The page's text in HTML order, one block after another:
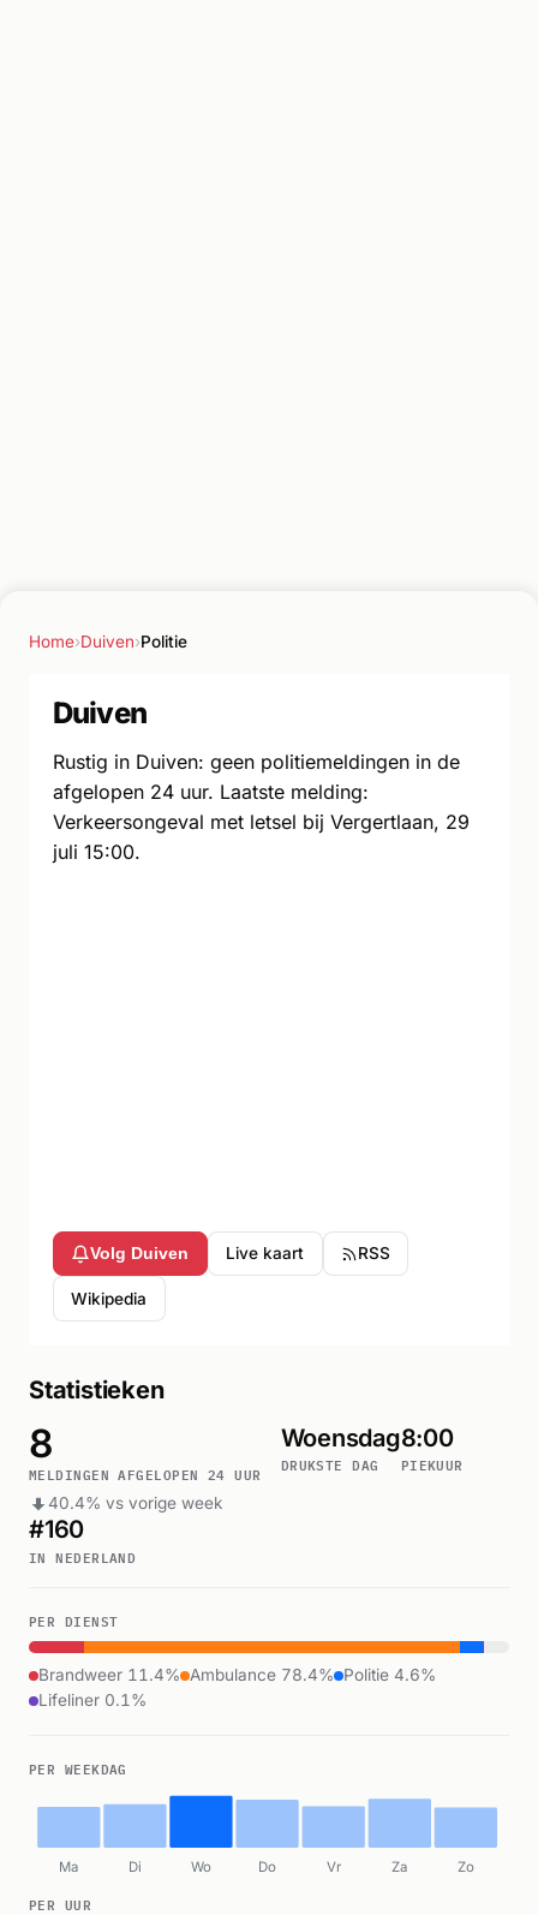
Home›Duiven›Politie
Duiven
Rustig in Duiven: geen politiemeldingen in de
afgelopen 24 uur. Laatste melding:
Verkeersongeval met letsel bij Vergertlaan, 29
juli 15:00.
Volg Duiven Live kaart RSS
Wikipedia
Statistieken
8
MELDINGEN AFGELOPEN 24 UUR
40.4% vs vorige week
Woensdag
DRUKSTE DAG
8:00
PIEKUUR
#160
IN NEDERLAND
PER DIENST
Brandweer 11.4% Ambulance 78.4%
Politie 4.6%
Lifeliner 0.1%
PER WEEKDAG
Ma Di Wo Do Vr Za Zo
PER UUR